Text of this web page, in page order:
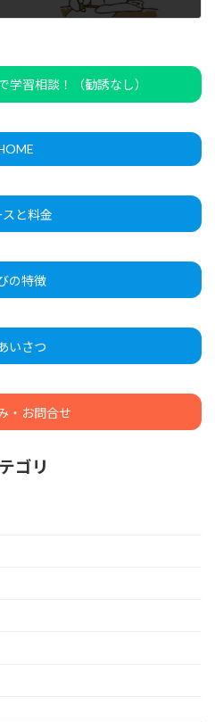
学習相談！（勧誘なし）
スと料金
の特徴
いさつ
・お問合せ
ゴリ